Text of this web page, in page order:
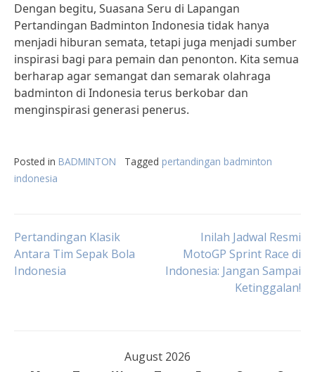
Dengan begitu, Suasana Seru di Lapangan
Pertandingan Badminton Indonesia tidak hanya
menjadi hiburan semata, tetapi juga menjadi sumber
inspirasi bagi para pemain dan penonton. Kita semua
berharap agar semangat dan semarak olahraga
badminton di Indonesia terus berkobar dan
menginspirasi generasi penerus.
Posted in BADMINTON Tagged pertandingan badminton
indonesia
Post
navigation
Pertandingan Klasik
Antara Tim Sepak Bola
Indonesia
Inilah Jadwal Resmi
MotoGP Sprint Race di
Indonesia: Jangan Sampai
Ketinggalan!
August 2026